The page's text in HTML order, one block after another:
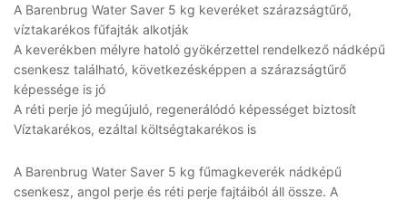
A Barenbrug Water Saver 5 kg keveréket szárazságtűrő,
víztakarékos fűfajták alkotják
A keverékben mélyre hatoló gyökérzettel rendelkező nádképű
csenkesz található, következésképpen a szárazságtűrő
képessége is jó
A réti perje jó megújuló, regenerálódó képességet biztosít
Víztakarékos, ezáltal költségtakarékos is
A Barenbrug Water Saver 5 kg fűmagkeverék nádképű
csenkesz, angol perje és réti perje fajtáiból áll össze. A